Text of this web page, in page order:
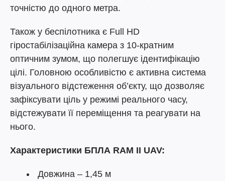
точністю до одного метра.
Також у беспілотника є Full HD
гіростабілізаційна камера з 10-кратним
оптичним зумом, що полегшує ідентифікацію
цілі. Головною особливістю є активна система
візуального відстеження об’єкту, що дозволяє
зафіксувати ціль у режимі реального часу,
відстежувати її переміщення та реагувати на
нього.
Характеристики БПЛА RAM II UAV:
Довжина – 1,45 м